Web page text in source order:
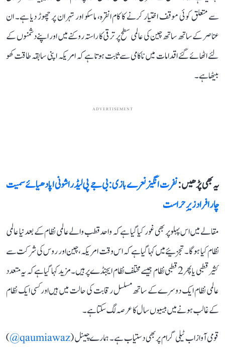
سے متعلق کوئی موقف اختیار کرنے کا کام انقرہ، ماسکو اور تہران پر چھوڑ دیا ہے۔ ان
عناصر کے ساتھ ساتھ چین کی عالمی سطح پر ترقی کا راستہ روکنے میں اور اپنے دشمنوں کے
لئے اٹھائے گئے اقدامات میں ناکامی سے ثابت ہوتا ہے کہ امریکہ اپنی سابقہ طاقت کھو
بیٹھا ہے۔
ADVERTISEMENT
یہ بھی پڑھیں :نفرت انگیز نعرے بازی: بی جے پی لیڈر اشونی اپادھیائے سمیت
چار افراد زیرِ حراست
مقالے میں اس پہلو پر بھی غور کیا گیا ہے کہ واحد قطب والے عالمی نظام کے بعد نیا عالمی
نظام کیا ہو گا۔ تجزئیے میں کہا گیا ہے کہ اس وقت امریکہ، چین اور روس کی شرکت سے
کثیر قطبی یا پھر 2 قطبی نظام جیسے مختلف نظام ایجنڈے پر ہیں۔ مزید کہا گیا ہے کہ یہ متعدد
عالمی نظام ایک دوسرے کے ساتھ مسلسل رقابت کی حالت میں ہیں اور کسی ایک نظام
کے غالب ہونے میں بیسیوں سال کا عرصہ لگ سکتا ہے۔
قومی آواز اب ٹیلی گرام پر بھی دستیاب ہے۔ ہمارے چینل (qaumiawaz@
)